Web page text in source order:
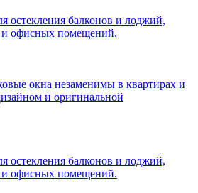
остекления балконов и лоджий,
и офисных помещений.
окна незаменимы в квартирах и
и оригинальной
остекления балконов и лоджий,
и офисных помещений.